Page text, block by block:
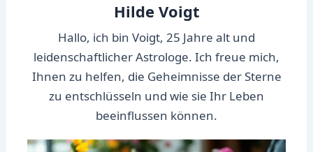
Hilde Voigt
Hallo, ich bin Voigt, 25 Jahre alt und
leidenschaftlicher Astrologe. Ich freue mich,
Ihnen zu helfen, die Geheimnisse der Sterne
zu entschlüsseln und wie sie Ihr Leben
beeinflussen können.